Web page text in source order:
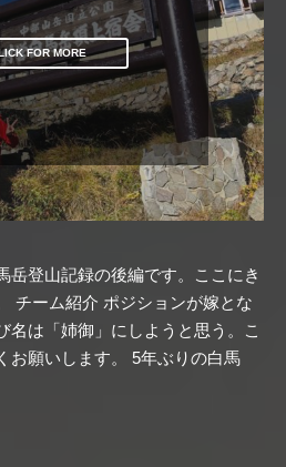
FOR MORE
岳登山記録の後編です。ここにき
チーム紹介 ポジションが嫁とな
名は「姉御」にしようと思う。こ
お願いします。 5年ぶりの白馬